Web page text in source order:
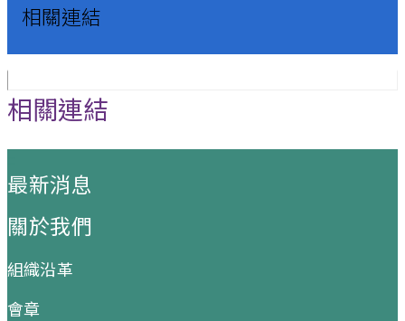
相關連結
相關連結
最新消息
關於我們
組織沿革
會章